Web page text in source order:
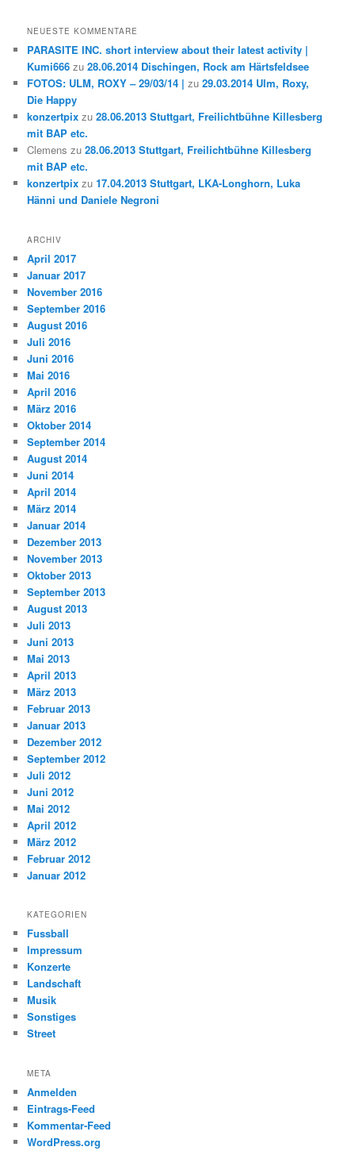
NEUESTE KOMMENTARE
PARASITE INC. short interview about their latest activity |
Kumi666 zu28.06.2014 Dischingen, Rock am Härtsfeldsee
FOTOS: ULM, ROXY – 29/03/14 | zu29.03.2014 Ulm, Roxy,
Die Happy
konzertpix zu28.06.2013 Stuttgart, Freilichtbühne Killesberg
mit BAP etc.
Clemens zu28.06.2013 Stuttgart, Freilichtbühne Killesberg
mit BAP etc.
konzertpix zu17.04.2013 Stuttgart, LKA-Longhorn, Luka
Hänni und Daniele Negroni
ARCHIV
April 2017
Januar 2017
November 2016
September 2016
August 2016
Juli 2016
Juni 2016
Mai 2016
April 2016
März 2016
Oktober 2014
September 2014
August 2014
Juni 2014
April 2014
März 2014
Januar 2014
Dezember 2013
November 2013
Oktober 2013
September 2013
August 2013
Juli 2013
Juni 2013
Mai 2013
April 2013
März 2013
Februar 2013
Januar 2013
Dezember 2012
September 2012
Juli 2012
Juni 2012
Mai 2012
April 2012
März 2012
Februar 2012
Januar 2012
KATEGORIEN
Fussball
Impressum
Konzerte
Landschaft
Musik
Sonstiges
Street
META
Anmelden
Eintrags-Feed
Kommentar-Feed
WordPress.org